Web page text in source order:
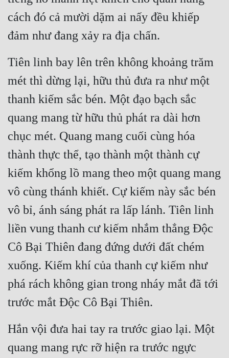
cách đó cả mười dặm ai nấy đều khiếp
đảm như đang xảy ra địa chấn.
Tiên linh bay lên trên không khoảng trăm
mét thì dừng lại, hữu thủ đưa ra như một
thanh kiếm sắc bén. Một đạo bạch sắc
quang mang từ hữu thủ phát ra dài hơn
chục mét. Quang mang cuối cùng hóa
thành thực thể, tạo thành một thành cự
kiếm khổng lồ mang theo một quang mang
vô cùng thánh khiết. Cự kiếm này sắc bén
vô bỉ, ánh sáng phát ra lấp lánh. Tiên linh
liền vung thanh cư kiếm nhắm thẳng Độc
Cô Bại Thiên đang đứng dưới đất chém
xuống. Kiếm khí của thanh cự kiếm như
phá rách không gian trong nháy mắt đã tới
trước mắt Độc Cô Bại Thiên.
Hắn vội đưa hai tay ra trước giao lại. Một
quang mang rực rỡ hiện ra trước ngực